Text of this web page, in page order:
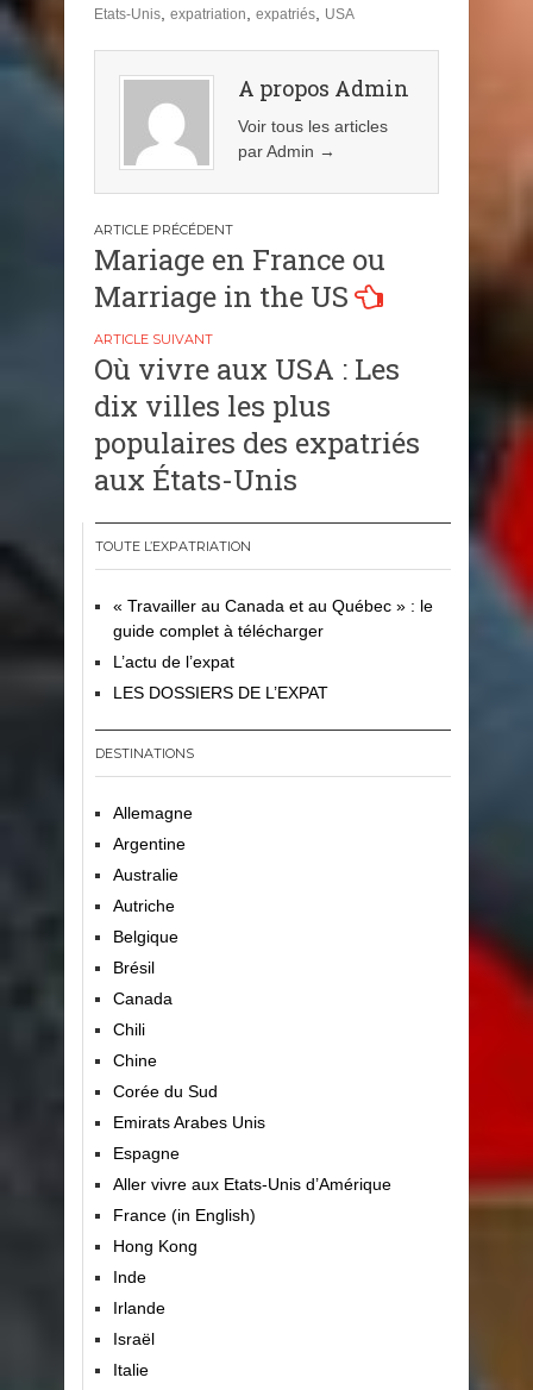
Etats-Unis, expatriation, expatriés, USA
A propos Admin
Voir tous les articles
par Admin →
Navigation
de
l’article
Mariage en France ou
Marriage in the US
Où vivre aux USA : Les
dix villes les plus
populaires des expatriés
aux États-Unis
TOUTE L’EXPATRIATION
« Travailler au Canada et au Québec » : le
guide complet à télécharger
L’actu de l’expat
LES DOSSIERS DE L’EXPAT
DESTINATIONS
Allemagne
Argentine
Australie
Autriche
Belgique
Brésil
Canada
Chili
Chine
Corée du Sud
Emirats Arabes Unis
Espagne
Aller vivre aux Etats-Unis d’Amérique
France (in English)
Hong Kong
Inde
Irlande
Israël
Italie